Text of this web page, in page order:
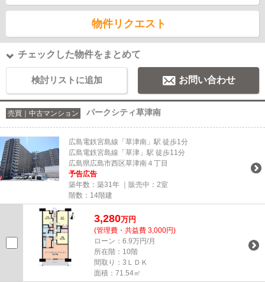
物件リクエスト
チェックした物件をまとめて
検討リストに追加 お問い合わせ
売買｜中古マンション パークシティ草津南
広島電鉄宮島線「草津南」駅 徒歩1分
広島電鉄宮島線「草津」駅 徒歩11分
広島県広島市西区草津南４丁目
予告広告
築年数：築31年 ｜販売中： 2室
階数：14階建
3,280万円
(管理費・共益費 3,000円)
ローン：6.9万円/月
所在階：10階
間取り：3ＬＤＫ
面積：71.54㎡